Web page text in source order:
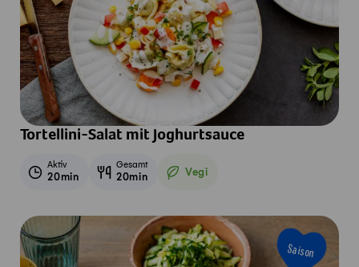
Tortellini-Salat mit Joghurtsauce
Aktiv
20min
Gesamt
20min Vegi
Vegetarisch
Saison